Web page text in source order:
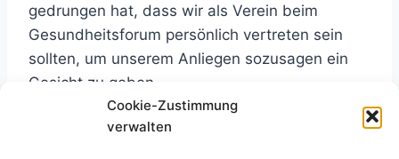
Cookie-Zustimmung
verwalten
gedrungen hat, dass wir als Verein beim
Gesundheitsforum persönlich vertreten sein
sollten, um unserem Anliegen sozusagen ein
Gesicht zu geben.
Schlagworte:
SBHC-Essen